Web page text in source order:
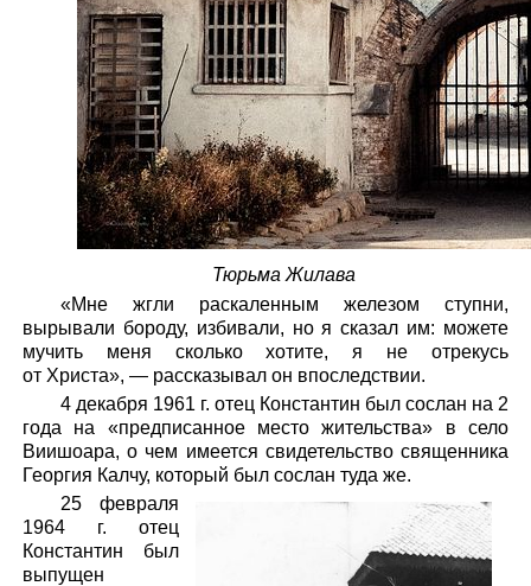
Тюрьма Жилава
«Мне жгли раскаленным железом ступни,
вырывали бороду, избивали, но я сказал им: можете
мучить меня сколько хотите, я не отрекусь
от Христа», — рассказывал он впоследствии.
4 декабря 1961 г. отец Константин был сослан на 2
года на «предписанное место жительства» в село
Виишоара, о чем имеется свидетельство священника
Георгия Калчу, который был сослан туда же.
25 февраля
1964 г. отец
Константин был
выпущен